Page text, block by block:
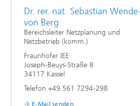
Dr. rer. nat. Sebastian
von Berg
Bereichsleiter Netzplanung und
Netzbetrieb (komm.)
Fraunhofer IEE
Joseph-Beuys-Straße 8
34117 Kassel
Telefon +49 561 7294-298
E-Mail senden